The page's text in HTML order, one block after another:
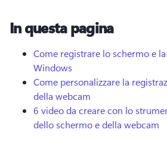
Provalo gratuitamente
In questa pagina
Come registrare lo schermo e
Windows
Come personalizzare la
della webcam
6 video da creare con lo
dello schermo e della webcam